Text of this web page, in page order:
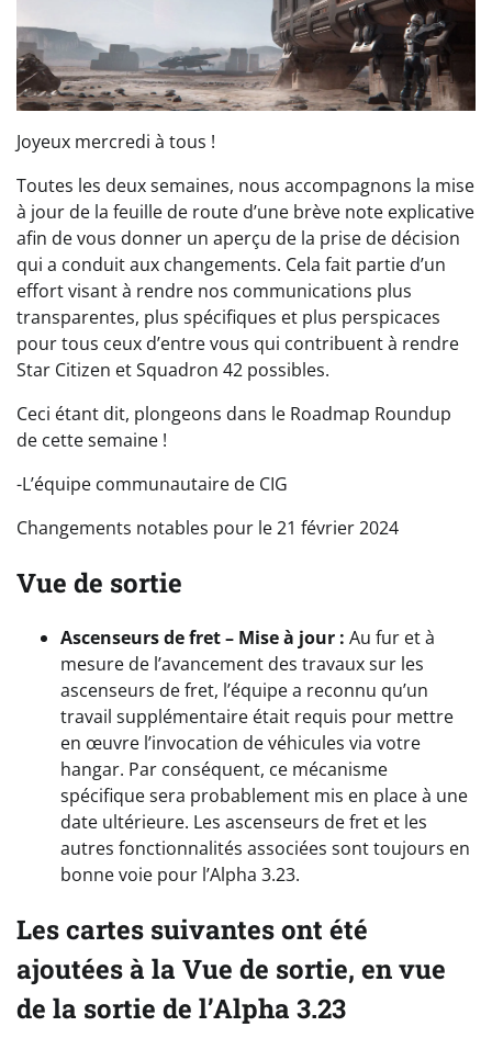
Joyeux mercredi à tous !
Toutes les deux semaines, nous accompagnons la mise
à jour de la feuille de route d’une brève note explicative
afin de vous donner un aperçu de la prise de décision
qui a conduit aux changements. Cela fait partie d’un
effort visant à rendre nos communications plus
transparentes, plus spécifiques et plus perspicaces
pour tous ceux d’entre vous qui contribuent à rendre
Star Citizen et Squadron 42 possibles.
Ceci étant dit, plongeons dans le Roadmap Roundup
de cette semaine !
-L’équipe communautaire de CIG
Changements notables pour le 21 février 2024
Vue de sortie
Ascenseurs de fret – Mise à jour : Au fur et à
mesure de l’avancement des travaux sur les
ascenseurs de fret, l’équipe a reconnu qu’un
travail supplémentaire était requis pour mettre
en œuvre l’invocation de véhicules via votre
hangar. Par conséquent, ce mécanisme
spécifique sera probablement mis en place à une
date ultérieure. Les ascenseurs de fret et les
autres fonctionnalités associées sont toujours en
bonne voie pour l’Alpha 3.23.
Les cartes suivantes ont été
ajoutées à la Vue de sortie, en vue
de la sortie de l’Alpha 3.23